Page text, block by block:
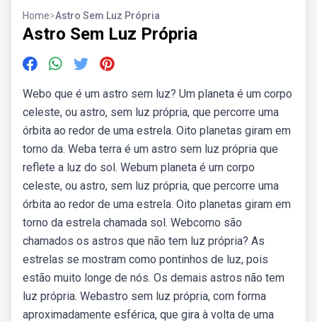
Home>Astro Sem Luz Própria
Astro Sem Luz Própria
Webo que é um astro sem luz? Um planeta é um corpo
celeste, ou astro, sem luz própria, que percorre uma
órbita ao redor de uma estrela. Oito planetas giram em
torno da. Weba terra é um astro sem luz própria que
reflete a luz do sol. Webum planeta é um corpo
celeste, ou astro, sem luz própria, que percorre uma
órbita ao redor de uma estrela. Oito planetas giram em
torno da estrela chamada sol. Webcomo são
chamados os astros que não tem luz própria? As
estrelas se mostram como pontinhos de luz, pois
estão muito longe de nós. Os demais astros não tem
luz própria. Webastro sem luz própria, com forma
aproximadamente esférica, que gira à volta de uma